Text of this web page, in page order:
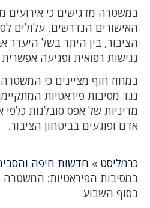
במשטרה מדגישים כי אירועים
האישורים הנדרשים, עלולים
הציבור, בין היתר בשל
נגישות רפואית ופגיעה
במחוז חוף מציינים כי
נגד מסיבות פיראטיות
מדיניות של אפס סובלנות כלפי
אדם ופוגעים בביטחון הציבור.
כרמליסט » חדשות חיפה
במסיבות הפיראטיות: המשטרה
בסוף השבוע